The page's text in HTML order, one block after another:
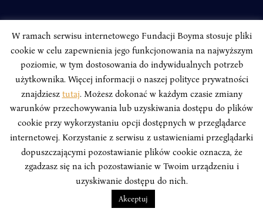
Adres korespondencyjny: ul. Freta 11/5, 00-027 Warszawa
Odwiedź nas w mediach społecznościowych:
INSTYTUT BOYMA. WSZELKIE PRAWA ZASTRZEŻONE.Polityka
Prywatności Serwisu Polityka Prywatności Fundacji
design Beata Świerczyńska , development Alan Głodek
W ramach serwisu internetowego Fundacji Boyma stosuje pliki
cookie w celu zapewnienia jego funkcjonowania na najwyższym
poziomie, w tym dostosowania do indywidualnych potrzeb
użytkownika. Więcej informacji o naszej polityce prywatności
znajdziesz tutaj. Możesz dokonać w każdym czasie zmiany
warunków przechowywania lub uzyskiwania dostępu do plików
cookie przy wykorzystaniu opcji dostępnych w przeglądarce
internetowej. Korzystanie z serwisu z ustawieniami przeglądarki
dopuszczającymi pozostawianie plików cookie oznacza, że
zgadzasz się na ich pozostawianie w Twoim urządzeniu i
uzyskiwanie dostępu do nich.
Akceptuj